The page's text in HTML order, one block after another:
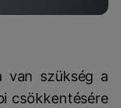
van szükség a
csökkentésére